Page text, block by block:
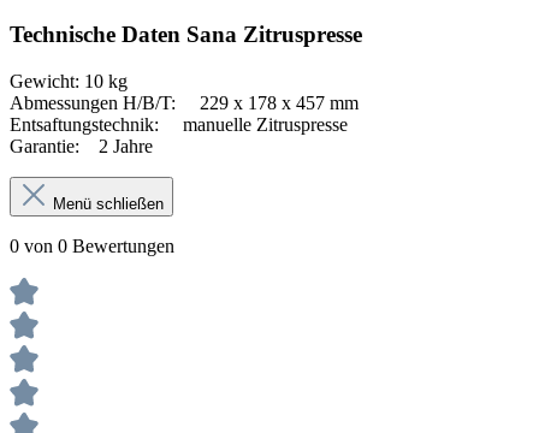
Technische Daten Sana Zitruspresse
Gewicht: 10 kg
Abmessungen H/B/T: 229 x 178 x 457 mm
Entsaftungstechnik: manuelle Zitruspresse
Garantie: 2 Jahre
Menü schließen
0 von 0 Bewertungen